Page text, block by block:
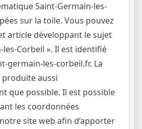
Saint-Germain-les-
sur la toile. Vous pouvez
article développant le sujet
les-Corbeil ». Il est identifié
germain-les-corbeil.fr. La
aussi
que possible. Il est possible
les coordonnées
site web afin d’apporter